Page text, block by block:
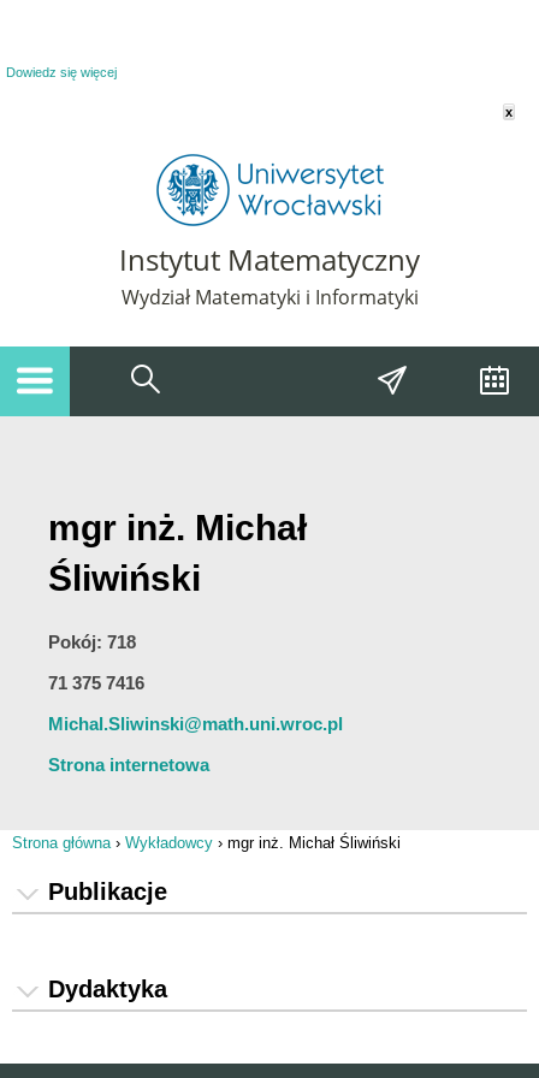
Dowiedz się więcej
x
Instytut Matematyczny
Wydział Matematyki i Informatyki
mgr inż. Michał
Śliwiński
Pokój: 718
71 375 7416
Michal.Sliwinski@math.uni.wroc.pl
Strona internetowa
Strona główna› Wykładowcy › mgr inż. Michał Śliwiński
Publikacje
Dydaktyka